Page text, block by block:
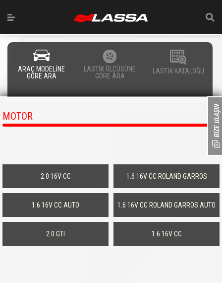
ARAÇ MODELİNE
GÖRE ARA
LASTİK ÖLÇÜSÜNE
GÖRE ARA
LASTİK KATALOĞU
MOTOR
2.0 16V CC 1.6 16V CC ROLAND GARROS
1.6 16V CC AUTO 1.6 16V CC ROLAND GARROS AUTO
2.0 GTI 1.6 16V CC